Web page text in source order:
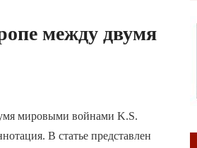
между двумя
мировыми войнами K.S.
В статье представлен